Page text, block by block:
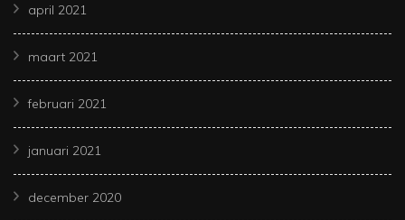
april 2021
maart 2021
februari 2021
januari 2021
december 2020